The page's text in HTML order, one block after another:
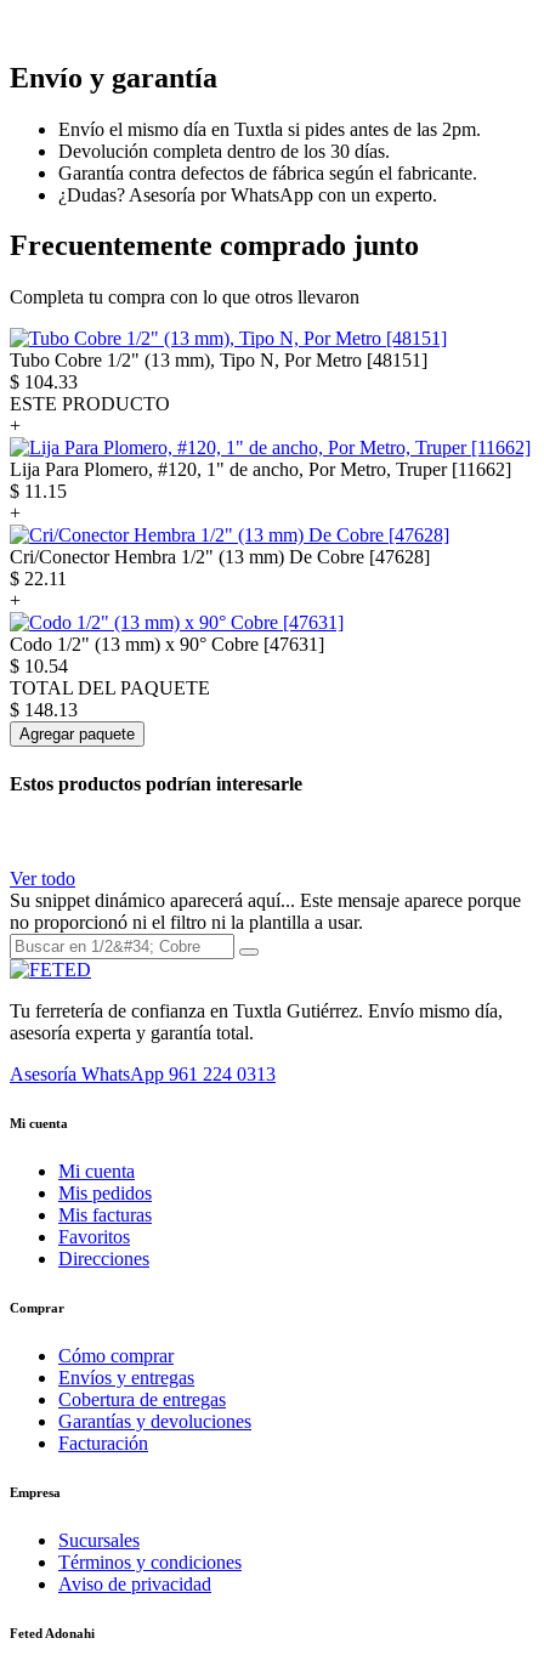
Envío y garantía
Envío el mismo día en Tuxtla si pides antes de las 2pm.
Devolución completa dentro de los 30 días.
Garantía contra defectos de fábrica según el fabricante.
¿Dudas? Asesoría por WhatsApp con un experto.
Frecuentemente comprado junto
Completa tu compra con lo que otros llevaron
Tubo Cobre 1/2" (13 mm), Tipo N, Por Metro [48151]
$ 104.33
ESTE PRODUCTO
+
Lija Para Plomero, #120, 1" de ancho, Por Metro, Truper [11662]
$ 11.15
+
Cri/Conector Hembra 1/2" (13 mm) De Cobre [47628]
$ 22.11
+
Codo 1/2" (13 mm) x 90° Cobre [47631]
$ 10.54
TOTAL DEL PAQUETE
$ 148.13
Agregar paquete
Estos productos podrían interesarle
Ver todo
Su snippet dinámico aparecerá aquí... Este mensaje aparece porque
no proporcionó ni el filtro ni la plantilla a usar.
Tu ferretería de confianza en Tuxtla Gutiérrez. Envío mismo día,
asesoría experta y garantía total.
Asesoría WhatsApp 961 224 0313
Mi cuenta
Mi cuenta
Mis pedidos
Mis facturas
Favoritos
Direcciones
Comprar
Cómo comprar
Envíos y entregas
Cobertura de entregas
Garantías y devoluciones
Facturación
Empresa
Sucursales
Términos y condiciones
Aviso de privacidad
Feted Adonahi